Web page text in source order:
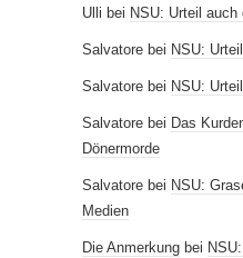
Ulli bei NSU: Urteil auch
Salvatore bei NSU:
Salvatore bei NSU:
Salvatore bei Das
Dönermorde
Salvatore bei NSU:
Medien
Die Anmerkung bei